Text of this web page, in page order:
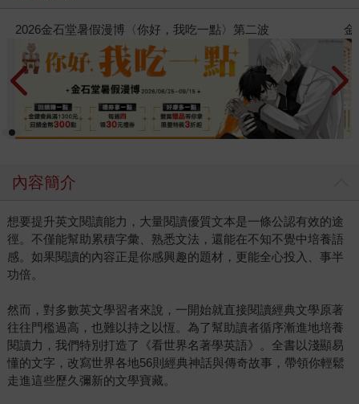
金石堂2026海外優惠：電子書
內容簡介
想要提升英文閱讀能力，大量閱讀優質文本是一條公認有效的途
徑。不僅能幫助累積字彙、熟悉文法，還能在不知不覺中培養語
感。如果閱讀的內容正是你感興趣的題材，更能全心投入、事半
功倍。
然而，對多數英文學習者來說，一開始就直接閱讀經典文學原著
往往門檻過高，也難以持之以恆。為了幫助讀者循序漸進地培養
閱讀力，我們特別打造了《看世界名著學英語》。全書以淺顯易
懂的文字，改寫世界各地56則經典神話與傳奇故事，帶領你輕鬆
走進這些歷久彌新的文學寶藏。